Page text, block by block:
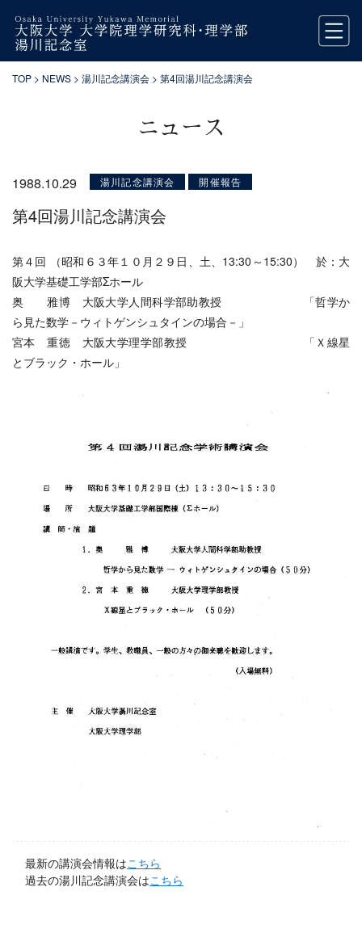
TOP > NEWS > 湯川記念講演会 > 第4回湯川記念講演会
ニュース
1988.10.29 湯川記念講演会 開催報告
第4回湯川記念講演会
第４回 （昭和６３年１０月２９日、土、13:30～15:30） 於：大
阪大学基礎工学部Σホール
奥 雅博 大阪大学人間科学部助教授 「哲学か
ら見た数学－ウィトゲンシュタインの場合－」
宮本 重徳 大阪大学理学部教授 「Ｘ線星
とブラック・ホール」
最新の講演会情報はこちら
過去の湯川記念講演会はこちら